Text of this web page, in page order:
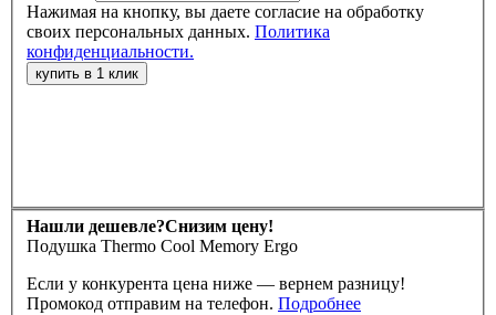
Нажимая на кнопку, вы даете согласие на обработку
своих персональных данных. Политика
конфиденциальности.
Нашли дешевле?Снизим цену!
Подушка Thermo Cool Memory Ergo
Если у конкурента цена ниже — вернем разницу!
Промокод отправим на телефон. Подробнее